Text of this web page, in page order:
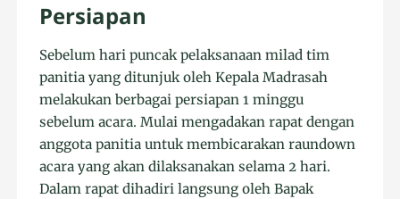
Persiapan
Sebelum hari puncak pelaksanaan milad tim
panitia yang ditunjuk oleh Kepala Madrasah
melakukan berbagai persiapan 1 minggu
sebelum acara. Mulai mengadakan rapat dengan
anggota panitia untuk membicarakan raundown
acara yang akan dilaksanakan selama 2 hari.
Dalam rapat dihadiri langsung oleh Bapak